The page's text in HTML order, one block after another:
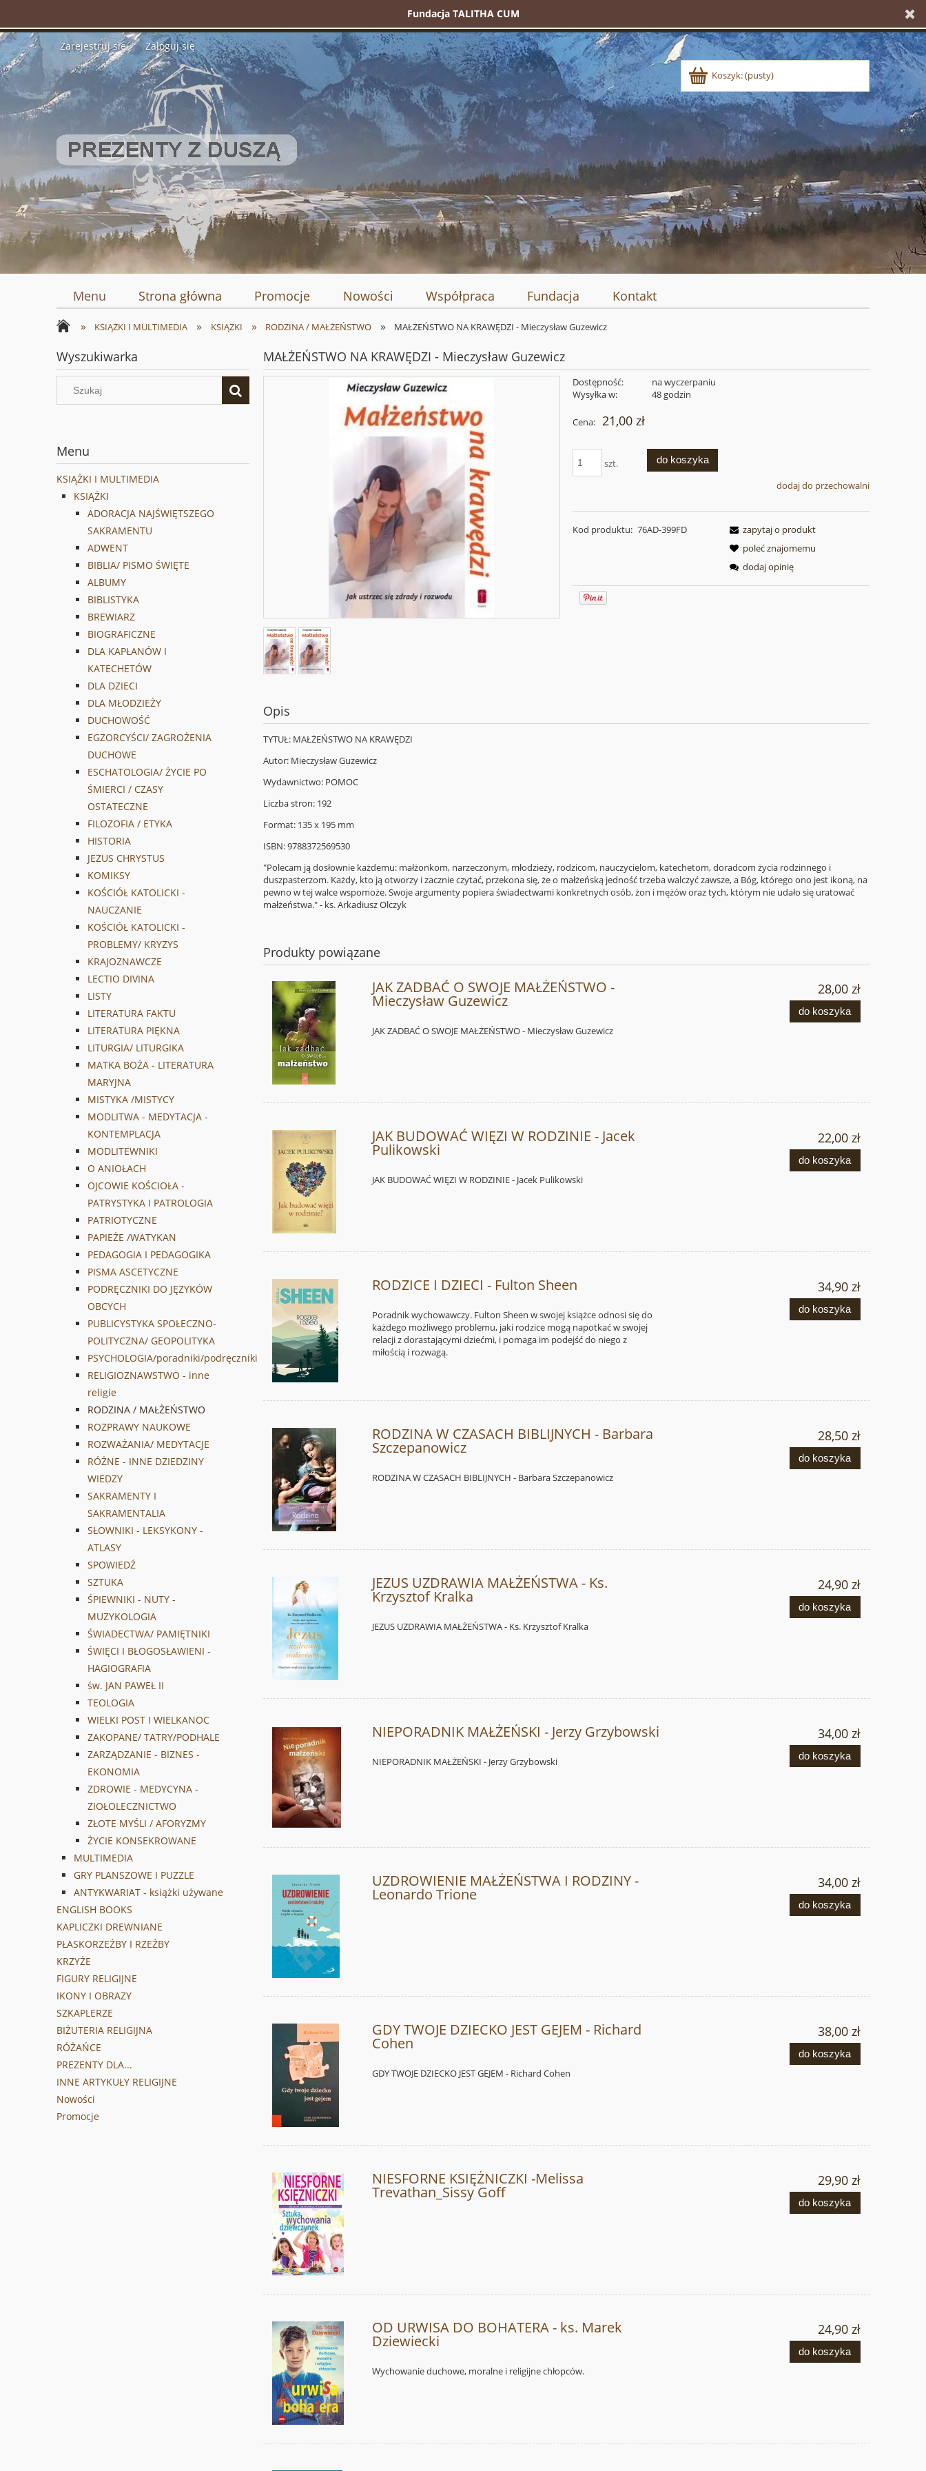
Fundacja TALITHA CUM
Zarejestruj się Zaloguj się
Koszyk:(pusty)
Menu Strona główna Promocje Nowości Współpraca Fundacja Kontakt
» KSIĄŻKI I MULTIMEDIA » KSIĄŻKI » RODZINA / MAŁŻEŃSTWO » MAŁŻEŃSTWO NA KRAWĘDZI - Mieczysław Guzewicz
Wyszukiwarka
Menu
KSIĄŻKI I MULTIMEDIA
KSIĄŻKI
ADORACJA NAJŚWIĘTSZEGO
SAKRAMENTU
ADWENT
BIBLIA/ PISMO ŚWIĘTE
ALBUMY
BIBLISTYKA
BREWIARZ
BIOGRAFICZNE
DLA KAPŁANÓW I
KATECHETÓW
DLA DZIECI
DLA MŁODZIEŻY
DUCHOWOŚĆ
EGZORCYŚCI/ ZAGROŻENIA
DUCHOWE
ESCHATOLOGIA/ ŻYCIE PO
ŚMIERCI / CZASY
OSTATECZNE
FILOZOFIA / ETYKA
HISTORIA
JEZUS CHRYSTUS
KOMIKSY
KOŚCIÓŁ KATOLICKI -
NAUCZANIE
KOŚCIÓŁ KATOLICKI -
PROBLEMY/ KRYZYS
KRAJOZNAWCZE
LECTIO DIVINA
LISTY
LITERATURA FAKTU
LITERATURA PIĘKNA
LITURGIA/ LITURGIKA
MATKA BOŻA - LITERATURA
MARYJNA
MISTYKA /MISTYCY
MODLITWA - MEDYTACJA -
KONTEMPLACJA
MODLITEWNIKI
O ANIOŁACH
OJCOWIE KOŚCIOŁA -
PATRYSTYKA I PATROLOGIA
PATRIOTYCZNE
PAPIEŻE /WATYKAN
PEDAGOGIA I PEDAGOGIKA
PISMA ASCETYCZNE
PODRĘCZNIKI DO JĘZYKÓW
OBCYCH
PUBLICYSTYKA SPOŁECZNO-
POLITYCZNA/ GEOPOLITYKA
PSYCHOLOGIA/poradniki/podręczniki
RELIGIOZNAWSTWO - inne
religie
RODZINA / MAŁŻEŃSTWO
ROZPRAWY NAUKOWE
ROZWAŻANIA/ MEDYTACJE
RÓŻNE - INNE DZIEDZINY
WIEDZY
SAKRAMENTY I
SAKRAMENTALIA
SŁOWNIKI - LEKSYKONY -
ATLASY
SPOWIEDŹ
SZTUKA
ŚPIEWNIKI - NUTY -
MUZYKOLOGIA
ŚWIADECTWA/ PAMIĘTNIKI
ŚWIĘCI I BŁOGOSŁAWIENI -
HAGIOGRAFIA
św. JAN PAWEŁ II
TEOLOGIA
WIELKI POST I WIELKANOC
ZAKOPANE/ TATRY/PODHALE
ZARZĄDZANIE - BIZNES -
EKONOMIA
ZDROWIE - MEDYCYNA -
ZIOŁOLECZNICTWO
ZŁOTE MYŚLI / AFORYZMY
ŻYCIE KONSEKROWANE
MULTIMEDIA
GRY PLANSZOWE I PUZZLE
ANTYKWARIAT - książki używane
ENGLISH BOOKS
KAPLICZKI DREWNIANE
PŁASKORZEŹBY I RZEŹBY
KRZYŻE
FIGURY RELIGIJNE
IKONY I OBRAZY
SZKAPLERZE
BIŻUTERIA RELIGIJNA
RÓŻAŃCE
PREZENTY DLA...
INNE ARTYKUŁY RELIGIJNE
Nowości
Promocje
MAŁŻEŃSTWO NA KRAWĘDZI - Mieczysław Guzewicz
Dostępność:
na wyczerpaniu
Wysyłka w:
48 godzin
Cena: 21,00 zł
szt. do koszyka
dodaj do przechowalni
Kod produktu: 76AD-399FD
zapytaj o produkt
poleć znajomemu
dodaj opinię
Opis
TYTUŁ: MAŁŻEŃSTWO NA KRAWĘDZI
Autor: Mieczysław Guzewicz
Wydawnictwo: POMOC
Liczba stron: 192
Format: 135 x 195 mm
ISBN: 9788372569530
"Polecam ją dosłownie każdemu: małżonkom, narzeczonym, młodzieży, rodzicom, nauczycielom, katechetom, doradcom życia rodzinnego i
duszpasterzom. Każdy, kto ją otworzy i zacznie czytać, przekona się, że o małżeńską jedność trzeba walczyć zawsze, a Bóg, którego ono jest ikoną, na
pewno w tej walce wspomoże. Swoje argumenty popiera świadectwami konkretnych osób, żon i mężów oraz tych, którym nie udało się uratować
małżeństwa." - ks. Arkadiusz Olczyk
Produkty powiązane
JAK ZADBAĆ O SWOJE MAŁŻEŃSTWO -
Mieczysław Guzewicz
JAK ZADBAĆ O SWOJE MAŁŻEŃSTWO - Mieczysław Guzewicz
28,00 zł
do koszyka
JAK BUDOWAĆ WIĘZI W RODZINIE - Jacek
Pulikowski
JAK BUDOWAĆ WIĘZI W RODZINIE - Jacek Pulikowski
22,00 zł
do koszyka
RODZICE I DZIECI - Fulton Sheen
Poradnik wychowawczy. Fulton Sheen w swojej książce odnosi się do
każdego możliwego problemu, jaki rodzice mogą napotkać w swojej
relacji z dorastającymi dziećmi, i pomaga im podejść do niego z
miłością i rozwagą.
34,90 zł
do koszyka
RODZINA W CZASACH BIBLIJNYCH - Barbara
Szczepanowicz
RODZINA W CZASACH BIBLIJNYCH - Barbara Szczepanowicz
28,50 zł
do koszyka
JEZUS UZDRAWIA MAŁŻEŃSTWA - Ks.
Krzysztof Kralka
JEZUS UZDRAWIA MAŁŻEŃSTWA - Ks. Krzysztof Kralka
24,90 zł
do koszyka
NIEPORADNIK MAŁŻEŃSKI - Jerzy Grzybowski
NIEPORADNIK MAŁŻEŃSKI - Jerzy Grzybowski
34,00 zł
do koszyka
UZDROWIENIE MAŁŻEŃSTWA I RODZINY -
Leonardo Trione
34,00 zł
do koszyka
GDY TWOJE DZIECKO JEST GEJEM - Richard
Cohen
GDY TWOJE DZIECKO JEST GEJEM - Richard Cohen
38,00 zł
do koszyka
NIESFORNE KSIĘŻNICZKI -Melissa
Trevathan_Sissy Goff
29,90 zł
do koszyka
OD URWISA DO BOHATERA - ks. Marek
Dziewiecki
Wychowanie duchowe, moralne i religijne chłopców.
24,90 zł
do koszyka